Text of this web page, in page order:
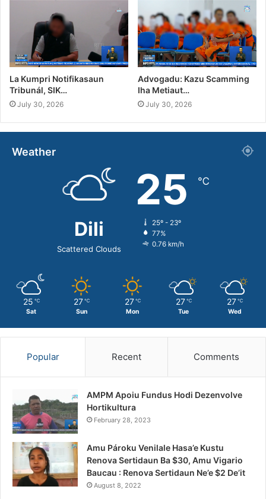
La Kumpri Notifikasaun
Tribunál, SIK…
July 30, 2026
Advogadu: Kazu Scamming
Iha Metiaut…
July 30, 2026
Weather
Dili
Scattered Clouds
25 ℃
25º - 23º
77%
0.76 km/h
25 ℃
Sat
27 ℃
Sun
27 ℃
Mon
27 ℃
Tue
27 ℃
Wed
Popular Recent Comments
AMPM Apoiu Fundus Hodi Dezenvolve
Hortikultura
February 28, 2023
Amu Pároku Venilale Hasa’e Kustu
Renova Sertidaun Ba $30, Amu Vigario
Baucau : Renova Sertidaun Ne’e $2 De’it
August 8, 2022